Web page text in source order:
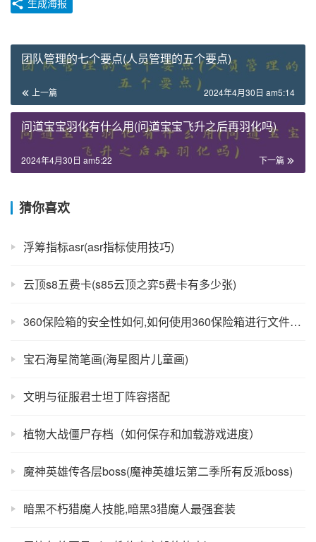
生成海报
团队管理的七个要点(人员管理的五个要点)
上一篇 2024年4月30日 am5:14
问道宝宝羽化有什么用(问道宝宝飞升之后再羽化吗)
下一篇
2024年4月30日 am5:22
猜你喜欢
浮筹指标asr(asr指标使用技巧)
云顶s8五费卡(s85云顶之弈5费卡有多少张)
360保险箱的安全性如何,如何使用360保险箱进行文件保护
宝石海星简笔画(海星图片儿童画)
文明与征服君士坦丁阵容搭配
植物大战僵尸存档（如何保存和加载游戏进度）
魔神英雄传各层boss(魔神英雄坛第二季所有反派boss)
暗黑不朽猎魔人技能,暗黑3猎魔人最强套装